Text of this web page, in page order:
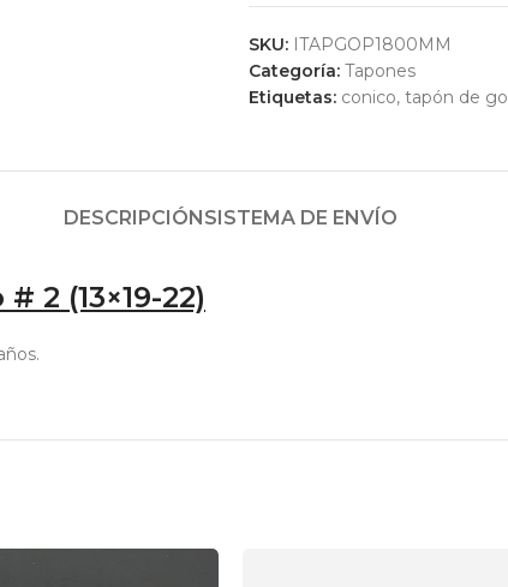
SKU: ITAPGOP1800MM
Categoría: Tapones
Etiquetas: conico, tapón de
DESCRIPCIÓNSISTEMA DE ENVÍO
2 (13×19-22)